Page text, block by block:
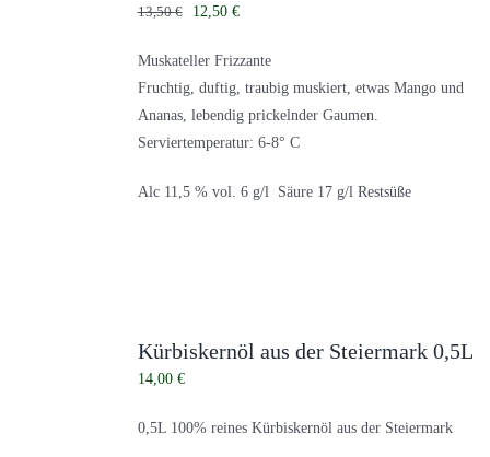
13,50€
Ursprünglicher
war:
13,50 €
12,50 €Aktueller
ist:
12,50 €.
Muskateller Frizzante
Fruchtig, duftig, traubig muskiert, etwas Mango und
Ananas, lebendig prickelnder Gaumen.
Serviertemperatur: 6-8° C
Alc 11,5 % vol. 6 g/l Säure 17 g/l Restsüße
Kürbiskernöl aus der Steiermark 0,5L
14,00 €
0,5L 100% reines Kürbiskernöl aus der Steiermark